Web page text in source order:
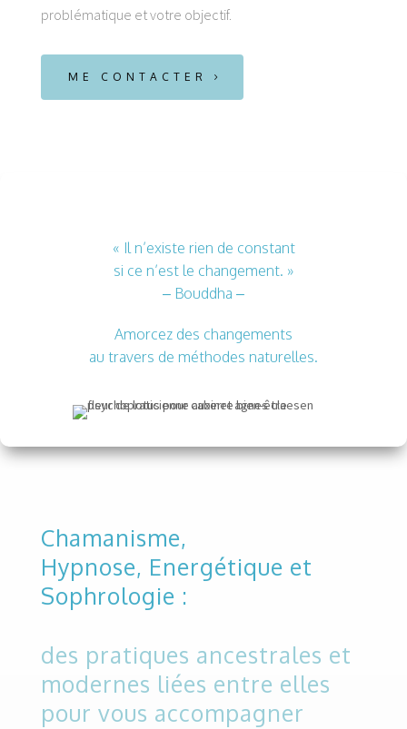
problématique et votre objectif.
ME CONTACTER
« Il n’existe rien de constant
si ce n’est le changement. »
– Bouddha –
Amorcez des changements
au travers de méthodes naturelles.
Chamanisme,
Hypnose, Energétique et
Sophrologie :
des pratiques ancestrales et
modernes liées entre elles
pour vous accompagner